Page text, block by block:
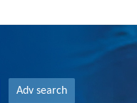
Adv search